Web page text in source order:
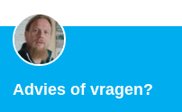
Advies of vragen?